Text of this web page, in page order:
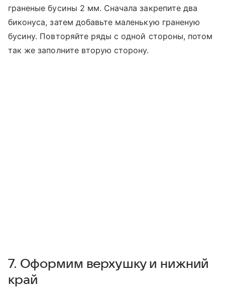
граненые бусины 2 мм. Сначала закрепите два
биконуса, затем добавьте маленькую граненую
бусину. Повторяйте ряды с одной стороны, потом
так же заполните вторую сторону.
7. Оформим верхушку и нижний
край